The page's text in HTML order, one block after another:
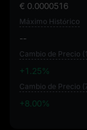
€ 0.0000516
Máximo Histórico
--
Cambio de Precio
+1.25%
Cambio de Precio
+8.00%